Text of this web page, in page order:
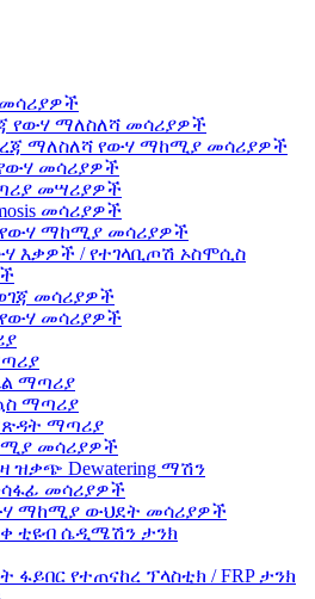
የውሃ ማለስለሻ መሳሪያዎች
ማለስለሻ የውሃ ማከሚያ መሳሪያዎች
መሳሪያዎች
መሣሪያዎች
መሳሪያዎች
የውሃ ማከሚያ መሳሪያዎች
እቃዎች / የተገላቢጦሽ ኦስሞሲስ
መሳሪያዎች
የውሃ መሳሪያዎች
ማጣሪያ
ማጣሪያ
ማጣሪያ
መሳሪያዎች
Dewatering ማሽን
መሳሪያዎች
ማከሚያ ውህደት መሳሪያዎች
ቲዩብ ሴዲሜሽን ታንክ
ፋይበር የተጠናከረ ፕላስቲክ / FRP ታንክ